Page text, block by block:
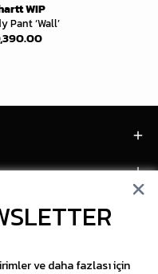
WIP
Pant ‘Wall’
ve daha fazlası için